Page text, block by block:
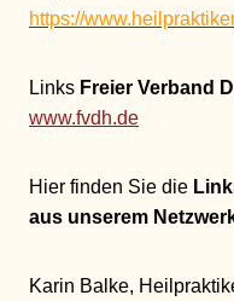
https://
Links Freier Verband
www.fvdh.de
Hier finden Sie die
aus unserem
Karin Balke,